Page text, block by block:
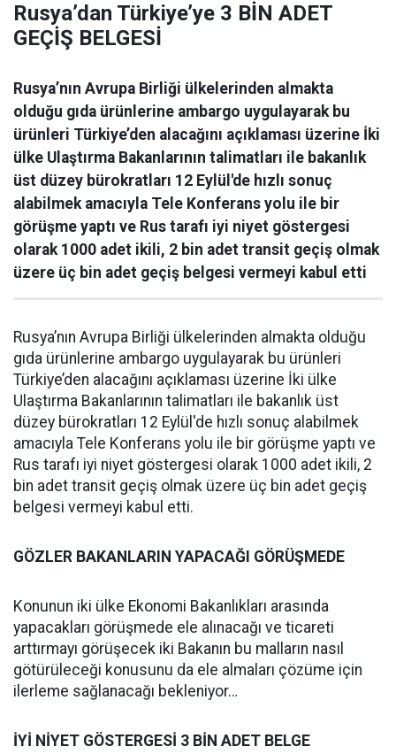
Rusya’dan Türkiye’ye 3 BİN ADET
GEÇİŞ BELGESİ
Rusya’nın Avrupa Birliği ülkelerinden almakta
olduğu gıda ürünlerine ambargo uygulayarak bu
ürünleri Türkiye’den alacağını açıklaması üzerine İki
ülke Ulaştırma Bakanlarının talimatları ile bakanlık
üst düzey bürokratları 12 Eylül'de hızlı sonuç
alabilmek amacıyla Tele Konferans yolu ile bir
görüşme yaptı ve Rus tarafı iyi niyet göstergesi
olarak 1000 adet ikili, 2 bin adet transit geçiş olmak
üzere üç bin adet geçiş belgesi vermeyi kabul etti
Rusya’nın Avrupa Birliği ülkelerinden almakta olduğu
gıda ürünlerine ambargo uygulayarak bu ürünleri
Türkiye’den alacağını açıklaması üzerine İki ülke
Ulaştırma Bakanlarının talimatları ile bakanlık üst
düzey bürokratları 12 Eylül'de hızlı sonuç alabilmek
amacıyla Tele Konferans yolu ile bir görüşme yaptı ve
Rus tarafı iyi niyet göstergesi olarak 1000 adet ikili, 2
bin adet transit geçiş olmak üzere üç bin adet geçiş
belgesi vermeyi kabul etti.
GÖZLER BAKANLARIN YAPACAĞI GÖRÜŞMEDE
Konunun iki ülke Ekonomi Bakanlıkları arasında
yapacakları görüşmede ele alınacağı ve ticareti
arttırmayı görüşecek iki Bakanın bu malların nasıl
götürüleceği konusunu da ele almaları çözüme için
ilerleme sağlanacağı bekleniyor…
İYİ NİYET GÖSTERGESİ 3 BİN ADET BELGE